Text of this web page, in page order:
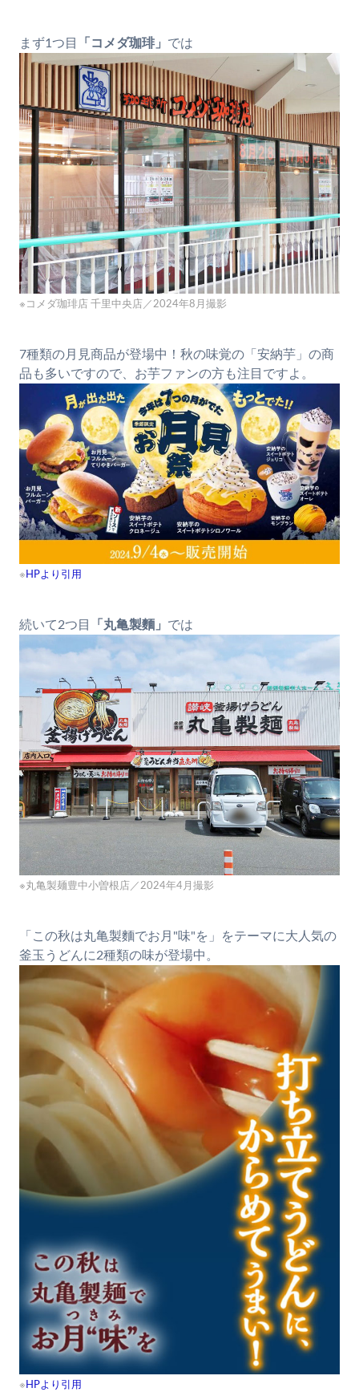
まず1つ目 「コメダ珈琲」 では
※コメダ珈琲店 千里中央店／2024年8月撮影
7種類の月見商品が登場中！秋の味覚の「安納芋」の商
品も多いですので、お芋ファンの方も注目ですよ。
※ HPより引用
続いて2つ目 「丸亀製麵」 では
※丸亀製麺豊中小曽根店／2024年4月撮影
「この秋は丸亀製麵でお月"味"を」をテーマに大人気の
釜玉うどんに2種類の味が登場中。
※ HPより引用